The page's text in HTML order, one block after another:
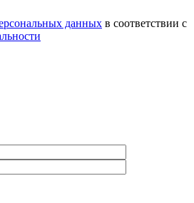
данных в соответствии с